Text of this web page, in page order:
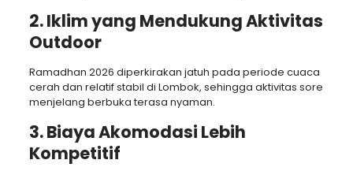
2. Iklim yang Mendukung Aktivitas
Outdoor
Ramadhan 2026 diperkirakan jatuh pada periode cuaca
cerah dan relatif stabil di Lombok, sehingga aktivitas sore
menjelang berbuka terasa nyaman.
3. Biaya Akomodasi Lebih
Kompetitif